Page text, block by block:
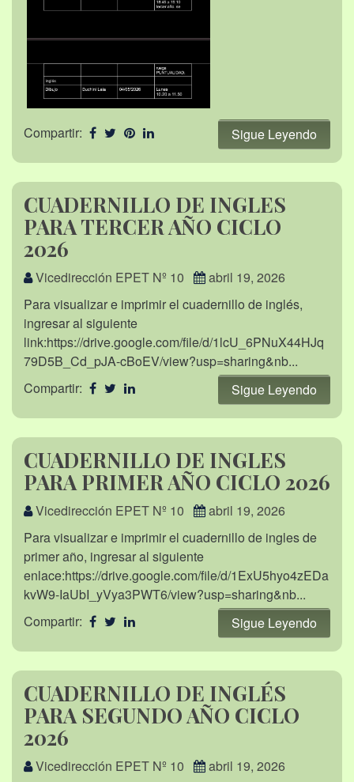
Compartir: Sigue Leyendo
CUADERNILLO DE INGLES
PARA TERCER AÑO CICLO
2026
Vicedirección EPET Nº 10
abril 19, 2026
Para visualizar e imprimir el cuadernillo de inglés,
ingresar al siguiente
link:https://drive.google.com/file/d/1lcU_6PNuX44HJq
79D5B_Cd_pJA-cBoEV/view?usp=sharing&nb...
Compartir:
Sigue Leyendo
CUADERNILLO DE INGLES
PARA PRIMER AÑO CICLO 2026
Vicedirección EPET Nº 10
abril 19, 2026
Para visualizar e imprimir el cuadernillo de ingles de
primer año, ingresar al siguiente
enlace:https://drive.google.com/file/d/1ExU5hyo4zEDa
kvW9-IaUbI_yVya3PWT6/view?usp=sharing&nb...
Compartir:
Sigue Leyendo
CUADERNILLO DE INGLÉS
PARA SEGUNDO AÑO CICLO
2026
Vicedirección EPET Nº 10
abril 19, 2026